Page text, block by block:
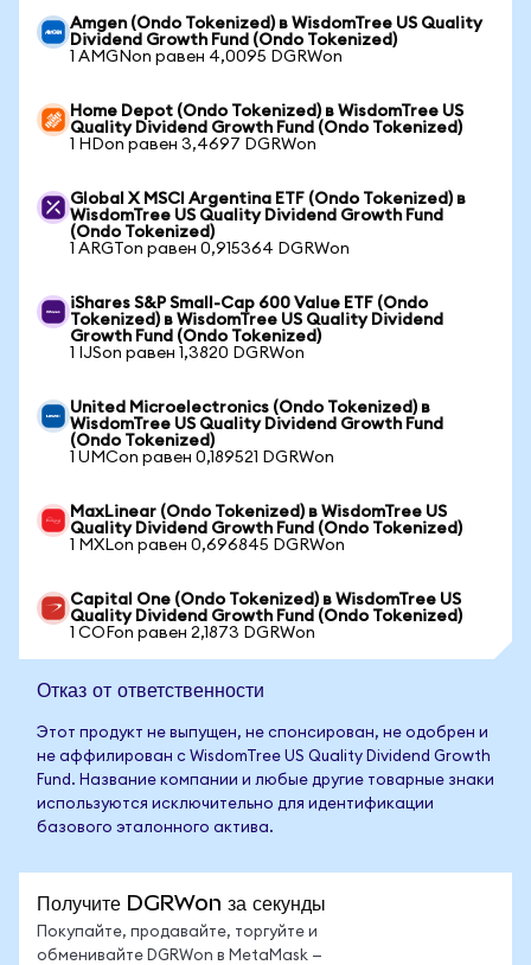
Amgen (Ondo Tokenized) в WisdomTree US Quality
Dividend Growth Fund (Ondo Tokenized)
1 AMGNon равен 4,0095 DGRWon
Home Depot (Ondo Tokenized) в WisdomTree US
Quality Dividend Growth Fund (Ondo Tokenized)
1 HDon равен 3,4697 DGRWon
Global X MSCI Argentina ETF (Ondo Tokenized) в
WisdomTree US Quality Dividend Growth Fund
(Ondo Tokenized)
1 ARGTon равен 0,915364 DGRWon
iShares S&P Small-Cap 600 Value ETF (Ondo
Tokenized) в WisdomTree US Quality Dividend
Growth Fund (Ondo Tokenized)
1 IJSon равен 1,3820 DGRWon
United Microelectronics (Ondo Tokenized) в
WisdomTree US Quality Dividend Growth Fund
(Ondo Tokenized)
1 UMCon равен 0,189521 DGRWon
MaxLinear (Ondo Tokenized) в WisdomTree US
Quality Dividend Growth Fund (Ondo Tokenized)
1 MXLon равен 0,696845 DGRWon
Capital One (Ondo Tokenized) в WisdomTree US
Quality Dividend Growth Fund (Ondo Tokenized)
1 COFon равен 2,1873 DGRWon
Отказ от ответственности
Этот продукт не выпущен, не спонсирован, не одобрен и
не аффилирован с WisdomTree US Quality Dividend Growth
Fund. Название компании и любые другие товарные знаки
используются исключительно для идентификации
базового эталонного актива.
Получите DGRWon за секунды
Покупайте, продавайте, торгуйте и
обменивайте DGRWon в MetaMask —